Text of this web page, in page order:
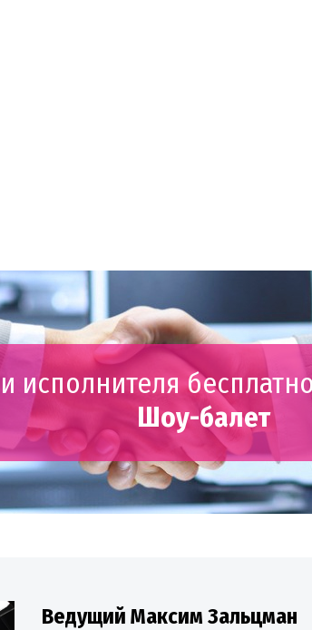
исполнителя
Шоу-балет
Ведущий Максим Зальцман